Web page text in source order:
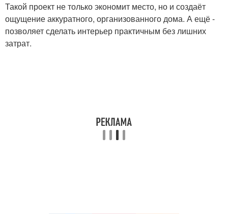
Такой проект не только экономит место, но и создаёт
ощущение аккуратного, организованного дома. А ещё -
позволяет сделать интерьер практичным без лишних
затрат.